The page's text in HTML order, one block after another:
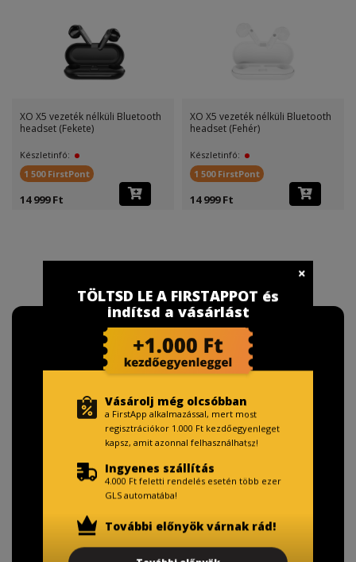
XO X5 vezeték nélküli Bluetooth
headset (Fekete)
Készletinfó:
1 500 FirstPont
14 999 Ft
XO X5 vezeték nélküli Bluetooth
headset (Fehér)
Készletinfó:
1 500 FirstPont
14 999 Ft
TISZTELT VÁSÁRLÓNK!
TÖLTSD LE A FIRSTAPPOT és
indítsd a vásárlást
Vásárolj még olcsóbban
a FirstApp alkalmazással, mert most
regisztrációkor 1.000 Ft kezdőegyenleget
kapsz, amit azonnal felhasználhatsz!
Ingyenes szállítás
4.000 Ft feletti rendelés esetén több ezer
GLS automatába!
További előnyök várnak rád!